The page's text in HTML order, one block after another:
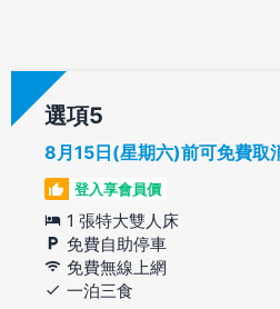
選項
8月15日(星期六)前可免費取
登入享會員價
1 張特大雙人床
免費自助停車
免費無線上網
一泊三食